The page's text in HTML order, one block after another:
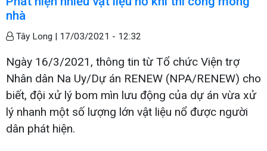
nhà
Tây Long | 17/03/2021 - 12:32
Ngày 16/3/2021, thông tin từ Tổ chức Viện trợ
Nhân dân Na Uy/Dự án RENEW (NPA/RENEW) cho
biết, đội xử lý bom mìn lưu động của dự án vừa xử
lý nhanh một số lượng lớn vật liệu nổ được người
dân phát hiện.